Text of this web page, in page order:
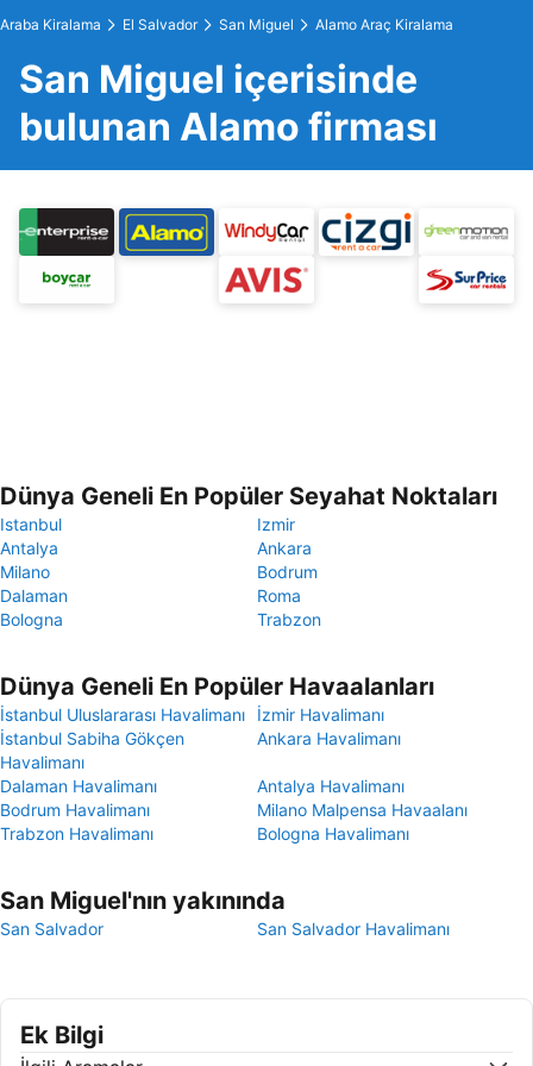
Araba Kiralama El Salvador San Miguel Alamo Araç Kiralama
San Miguel içerisinde
bulunan Alamo firması
Dünya Geneli En Popüler Seyahat Noktaları
Istanbul
Izmir
Antalya
Ankara
Milano
Bodrum
Dalaman
Roma
Bologna
Trabzon
Dünya Geneli En Popüler Havaalanları
İstanbul Uluslararası Havalimanı
İzmir Havalimanı
İstanbul Sabiha Gökçen
Havalimanı
Ankara Havalimanı
Dalaman Havalimanı
Antalya Havalimanı
Bodrum Havalimanı
Milano Malpensa Havaalanı
Trabzon Havalimanı
Bologna Havalimanı
San Miguel'nın yakınında
San Salvador San Salvador Havalimanı
Ek Bilgi